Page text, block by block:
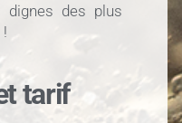
dignes des plus
tarif